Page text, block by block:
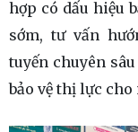
hợp có dấu hiệu
sớm, tư vấn
tuyến chuyên
bảo vệ thị lực cho